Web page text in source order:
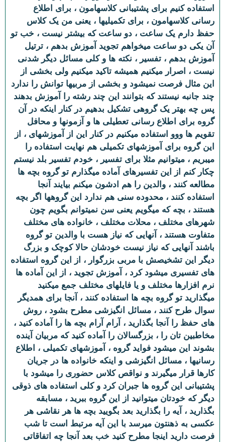
استفاده کنیم برای پشتیبانی کلاسهامون ، برای اطلاع
رسانی کلاسهامون ، برای تکمیلیها ، یعنی من یک کلاس
حفظ دارم یک ساعت ، دو ساعت که بیشتر نیست ، خب تو
آن یکی دو ساعت میخواهم تجوید آموزش بدهم ، ترتیل
آموزش بدهم ، تفسیر ، نکته ها و کلی مسائل دیگر شدنی
نیست ، اصرار میکنیم همیشه تاکید میکنیم ولی بخشی از
این مثال فرصت نمیشود و بخشی از مربیها توانش را ندارد
چند جانبه نیستند که بتوانند این چند رشته را آموزش بدهند
پس چه بهتر یک گروهی تشکیل بدهیم در کنار اینکه در آن
گروه برای اطلاع رسانی تعطیلی ها و آزمونها و محافل
تقویم ها ووو استفاده میکنیم در کنار این از آموزشهای ، از
این گروه برای آموزشهای تکمیلی هم نهایت استفاده را
میبریم ، میتوانیم مثلا برای تفسیر ، خودم تفسیر بلد نیستم
چکار کنم از این تفسیرهای آماده میگذارم تو گروه بچه ها
مطالعه کنند ، والدین را هم ادشون میکنم بیایند آنجا
استفاده کنند ، محدوده سنی هم ندارد این گروهها اگر بچه
هستند ، بچه که میگویم یعنی سن نمیتوانم بگویم چون
شهرهای مختلف ، محلات مختلف ، خانواده های مختلف
متفاوت هستند ، آنهایی که نیاز هست با والدین تو گروه
باشند آنهایی که نیاز نیست خودشان حالا کوچک و بزرگ
دیگر این تشخیصش با مربی بزرگوار ، از این گروه استفاده
های تفسیری میشود کرد ، آموزش تجوید ، از این آماده ها
نرم افزارها مختلف و یا فایلهای مختلف جمع میکنید
میگذارید تو گروه بچه ها استفاده کنند ، آنجا برای همدیگر
سوال طرح کنند ، مسائل انگیزشی مطرح بشود ، روش
های حفظ را آنجا بگذارید ، آرام آرام بچه ها را آماده کنید ،
مخاطبین تان را ، بزرگسالان را آماده کنید که مربیان آینده
بشوند این میشود فواید گروه ، آموزشهای تکمیلی ، اطلاع
رسانیها ، مسائل انگیزشی و اینکه خانواده ها در جریان
کارها قرار میگیرند و نواقص کلاس حضوری را میشود با
پشتیبانی این گروه ها جبران کرد و کلی استفاده های ذوقی
دیگر که خودتان میتوانید از این گروه ببرید ، مسابقه
بگذارید ، آیه را بگذارید بعد بگویید بچه ها هر نقاشی هر
عکسی به ذهنتون میرسد با این آیه مرتبط است تا شب
فرصت دارید اینجا مطرح کنید خب بعد آنجا چه اتفاقاتی